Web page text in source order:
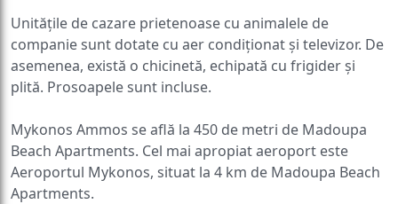
Unitățile de cazare prietenoase cu animalele de
companie sunt dotate cu aer condiționat și televizor. De
asemenea, există o chicinetă, echipată cu frigider și
plită. Prosoapele sunt incluse.
Mykonos Ammos se află la 450 de metri de Madoupa
Beach Apartments. Cel mai apropiat aeroport este
Aeroportul Mykonos, situat la 4 km de Madoupa Beach
Apartments.